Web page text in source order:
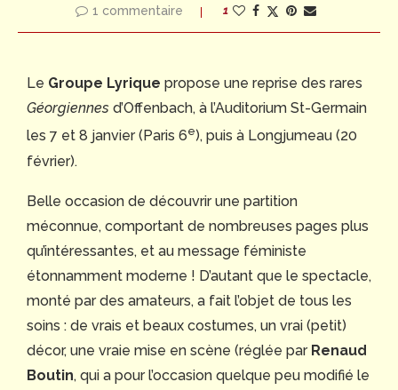
1 commentaire 1
Le Groupe Lyrique propose une reprise des rares
Géorgiennes d’Offenbach, à l’Auditorium St-Germain
les 7 et 8 janvier (Paris 6e), puis à Longjumeau (20
février).
Belle occasion de découvrir une partition
méconnue, comportant de nombreuses pages plus
qu’intéressantes, et au message féministe
étonnamment moderne ! D’autant que le spectacle,
monté par des amateurs, a fait l’objet de tous les
soins : de vrais et beaux costumes, un vrai (petit)
décor, une vraie mise en scène (réglée par Renaud
Boutin, qui a pour l’occasion quelque peu modifié le